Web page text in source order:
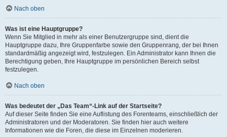
Nach oben
Was ist eine Hauptgruppe?
Wenn Sie Mitglied in mehr als einer Benutzergruppe sind, dient die
Hauptgruppe dazu, Ihre Gruppenfarbe sowie den Gruppenrang, der bei Ihnen
standardmäßig angezeigt wird, festzulegen. Ein Administrator kann Ihnen die
Berechtigung geben, Ihre Hauptgruppe im persönlichen Bereich selbst
festzulegen.
Nach oben
Was bedeutet der „Das Team“-Link auf der Startseite?
Auf dieser Seite finden Sie eine Auflistung des Forenteams, einschließlich der
Administratoren und der Moderatoren. Sie finden hier auch weitere
Informationen wie die Foren, die diese im Einzelnen moderieren.